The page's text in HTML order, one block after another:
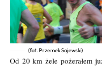
(fot. Przemek Sajewski)
Od 20 km żele pożerałem